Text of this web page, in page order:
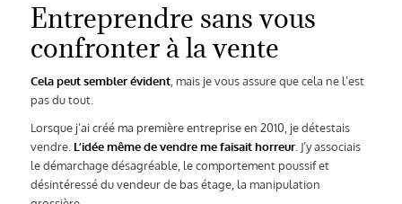
Entreprendre sans vous
confronter à la vente
Cela peut sembler évident, mais je vous assure que cela ne l’est
pas du tout.
Lorsque j’ai créé ma première entreprise en 2010, je détestais
vendre. L’idée même de vendre me faisait horreur. J’y associais
le démarchage désagréable, le comportement poussif et
désintéressé du vendeur de bas étage, la manipulation